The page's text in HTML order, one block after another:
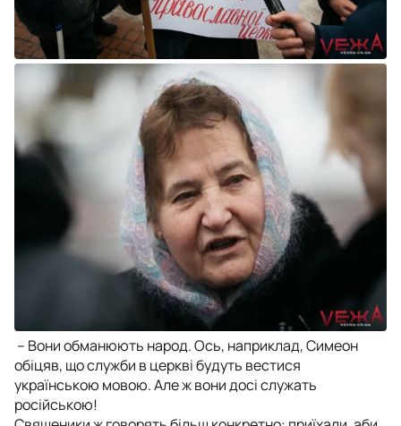
– Вони обманюють народ. Ось, наприклад, Симеон
обіцяв, що служби в церкві будуть вестися
українською мовою. Але ж вони досі служать
російською!